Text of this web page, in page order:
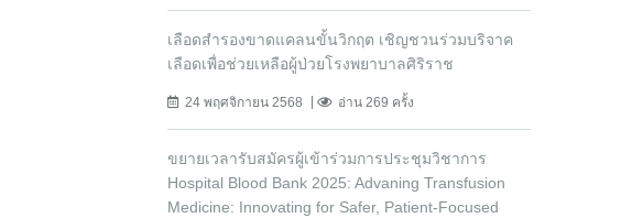
เลือดสำรองขาดแคลนขั้นวิกฤต เชิญชวนร่วมบริจาค
เลือดเพื่อช่วยเหลือผู้ป่วยโรงพยาบาลศิริราช
24 พฤศจิกายน 2568 อ่าน 269 ครั้ง
ขยายเวลารับสมัครผู้เข้าร่วมการประชุมวิชาการ
Hospital Blood Bank 2025: Advaning Transfusion
Medicine: Innovating for Safer, Patient-Focused